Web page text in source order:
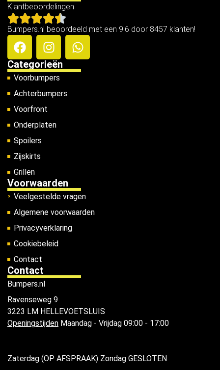
Klantbeoordelingen
Bumpers.nl beoordeeld met een 9.6 door 8457 klanten!
Categorieën
Voorbumpers
Achterbumpers
Voorfront
Onderplaten
Spoilers
Zijskirts
Grillen
Voorwaarden
Veelgestelde vragen
Algemene voorwaarden
Privacyverklaring
Cookiebeleid
Contact
Contact
Bumpers.nl
Ravenseweg 9
3223 LM HELLEVOETSLUIS
Openingstijden Maandag - Vrijdag 09:00 - 17:00
Zaterdag (OP AFSPRAAK) Zondag GESLOTEN